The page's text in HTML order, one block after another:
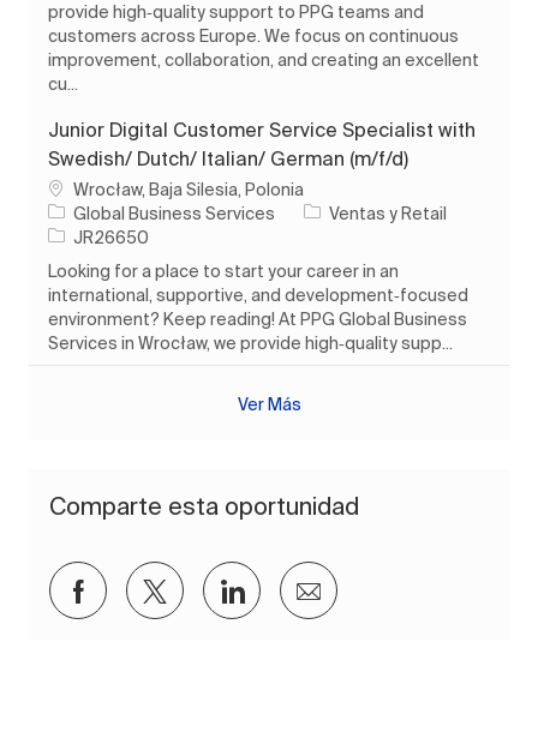
provide high‑quality support to PPG teams and
customers across Europe. We focus on continuous
improvement, collaboration, and creating an excellent
cu...
Junior Digital Customer Service Specialist with
Swedish/ Dutch/ Italian/ German (m/f/d)
Ubicación
Wrocław, Baja Silesia, Polonia
Global Business Services
Categoría
Ventas y Retail
ID de trabajo
JR26650
Looking for a place to start your career in an
international, supportive, and development‑focused
environment? Keep reading! At PPG Global Business
Services in Wrocław, we provide high‑quality supp...
Ver Más
Comparte esta oportunidad
Compartir a través de Facebook
Compartir a través de twitter
Compartir a través de
Compartir por